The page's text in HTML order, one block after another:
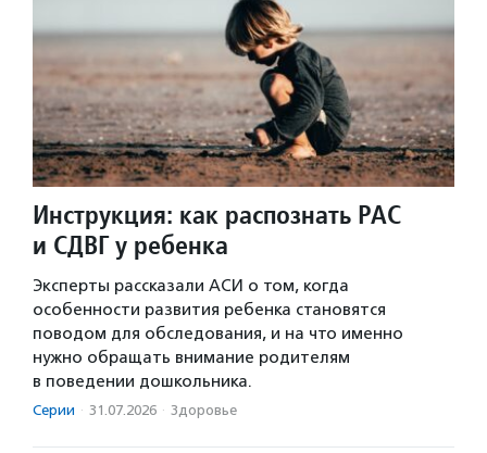
Инструкция: как распознать РАС
и СДВГ у ребенка
Эксперты рассказали АСИ о том, когда
особенности развития ребенка становятся
поводом для обследования, и на что именно
нужно обращать внимание родителям
в поведении дошкольника.
Серии · 31.07.2026 · Здоровье